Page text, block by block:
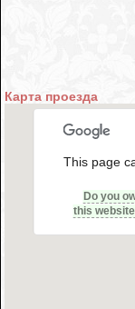
Карта проезда
This page
Do you
this